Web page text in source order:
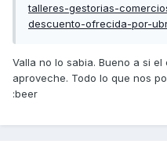
talleres-gestorias-
descuento-ofrecida-por-
Valla no lo sabia. Bueno a si
aproveche. Todo lo que nos
:beer